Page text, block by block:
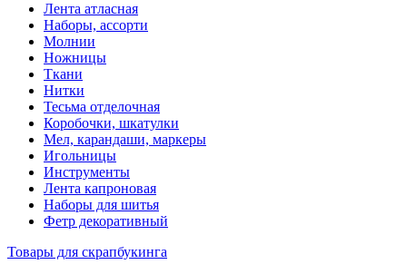
Лента атласная
Наборы, ассорти
Молнии
Ножницы
Ткани
Нитки
Тесьма отделочная
Коробочки, шкатулки
Мел, карандаши, маркеры
Игольницы
Инструменты
Лента капроновая
Наборы для шитья
Фетр декоративный
Товары для скрапбукинга